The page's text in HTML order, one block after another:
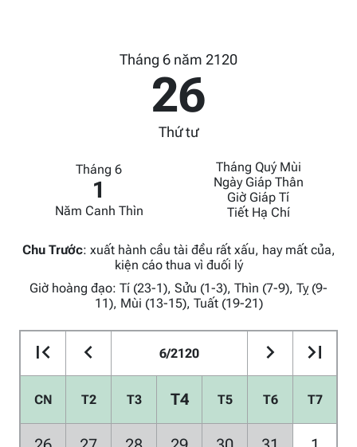
Tháng 6 năm 2120
26
Thứ tư
Tháng 6
1
Năm Canh Thìn
Tháng Quý Mùi
Ngày Giáp Thân
Giờ Giáp Tí
Tiết Hạ Chí
Chu Trước: xuất hành cầu tài đều rất xấu, hay mất của,
kiện cáo thua vì đuối lý
Giờ hoàng đạo: Tí (23-1), Sửu (1-3), Thìn (7-9), Tỵ (9-
11), Mùi (13-15), Tuất (19-21)
6/2120
CN T2 T3 T4 T5 T6 T7